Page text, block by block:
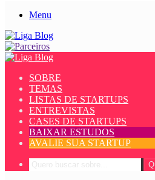
Menu
SOBRE
TEMAS
LISTAS DE STARTUPS
ENTREVISTAS
CASES DE STARTUPS
BAIXAR ESTUDOS
AVALIE SUA STARTUP